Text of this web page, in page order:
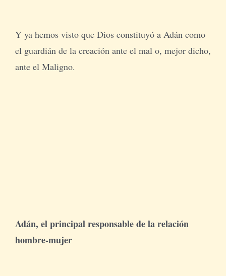
Y ya hemos visto que Dios constituyó a Adán como
el guardián de la creación ante el mal o, mejor dicho,
ante el Maligno.
Adán, el principal responsable de la relación
hombre-mujer